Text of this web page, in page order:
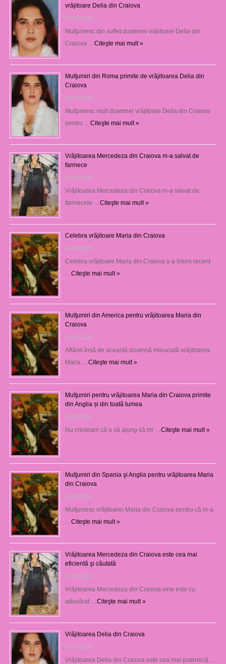
vrăjitoare Delia din Craiova
07/08/2026
Mulţumesc din suflet doamnei vrăjitoare Delia din
Craiova … Citeşte mai mult »
Mulţumiri din Roma primite de vrăjitoarea Delia din
Craiova
06/08/2026
Mulţumesc mult doamnei vrăjitoare Delia din Craiova
pentru … Citeşte mai mult »
Vrăjitoarea Mercedeza din Craiova m-a salvat de
farmece
06/08/2026
Vrăjitoarea Mercedeza din Craiova m-a salvat de
farmecele … Citeşte mai mult »
Celebra vrăjitoare Maria din Craiova
06/08/2026
Celebra vrăjitoare Maria din Craiova s-a întors recent
Citeşte mai mult »
Mulţumiri din America pentru vrăjitoarea Maria din
Craiova
31/07/2026
Aflând însă de această doamnă minunată vrăjitoarea
Maria … Citeşte mai mult »
Mulţumiri pentru vrăjitoarea Maria din Craiova primite
din Anglia și din toată lumea
29/07/2026
Nu credeam că o să ajung să mi … Citeşte mai mult »
Mulţumiri din Spania şi Anglia pentru vrăjitoarea Maria
din Craiova
28/07/2026
Mulţumesc vrăjitoarei Maria din Craiova pentru că m-a
Citeşte mai mult »
Vrăjitoarea Mercedeza din Craiova este cea mai
eficientă şi căutată
27/07/2026
Vrăjitoarea Mercedeza din Craiova vine este cu
adevărat … Citeşte mai mult »
Vrăjitoarea Delia din Craiova
27/07/2026
Vrăjitoarea Delia din Craiova este cea mai puternică …